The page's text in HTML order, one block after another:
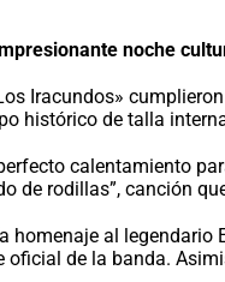
noche
Iracundos»
histórico de talla
calentamiento
de rodillas”, canción
homenaje al
de la banda.